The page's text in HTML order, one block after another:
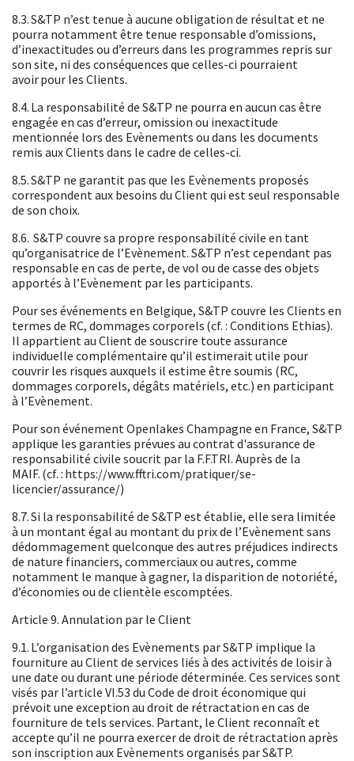
8.3. S&TP n’est tenue à aucune obligation de résultat et ne
pourra notamment être tenue responsable d’omissions,
d’inexactitudes ou d’erreurs dans les programmes repris sur
son site, ni des conséquences que celles-ci pourraient
avoir pour les Clients.
8.4. La responsabilité de S&TP ne pourra en aucun cas être
engagée en cas d’erreur, omission ou inexactitude
mentionnée lors des Evènements ou dans les documents
remis aux Clients dans le cadre de celles-ci.
8.5. S&TP ne garantit pas que les Evènements proposés
correspondent aux besoins du Client qui est seul responsable
de son choix.
8.6. S&TP couvre sa propre responsabilité civile en tant
qu’organisatrice de l’Evènement. S&TP n’est cependant pas
responsable en cas de perte, de vol ou de casse des objets
apportés à l’Evènement par les participants.
Pour ses événements en Belgique, S&TP couvre les Clients en
termes de RC, dommages corporels (cf. : Conditions Ethias).
Il appartient au Client de souscrire toute assurance
individuelle complémentaire qu’il estimerait utile pour
couvrir les risques auxquels il estime être soumis (RC,
dommages corporels, dégâts matériels, etc.) en participant
à l’Evènement.
Pour son événement Openlakes Champagne en France, S&TP
applique les garanties prévues au contrat d'assurance de
responsabilité civile soucrit par la F.F.TRI. Auprès de la
MAIF. (cf. : https://www.fftri.com/pratiquer/se-
licencier/assurance/)
8.7. Si la responsabilité de S&TP est établie, elle sera limitée
à un montant égal au montant du prix de l’Evènement sans
dédommagement quelconque des autres préjudices indirects
de nature financiers, commerciaux ou autres, comme
notamment le manque à gagner, la disparition de notoriété,
d’économies ou de clientèle escomptées.
Article 9. Annulation par le Client
9.1. L’organisation des Evènements par S&TP implique la
fourniture au Client de services liés à des activités de loisir à
une date ou durant une période déterminée. Ces services sont
visés par l’article VI.53 du Code de droit économique qui
prévoit une exception au droit de rétractation en cas de
fourniture de tels services. Partant, le Client reconnaît et
accepte qu’il ne pourra exercer de droit de rétractation après
son inscription aux Evènements organisés par S&TP.